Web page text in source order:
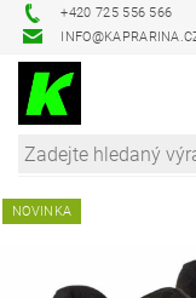
+420 725 556 566
NOVINKA